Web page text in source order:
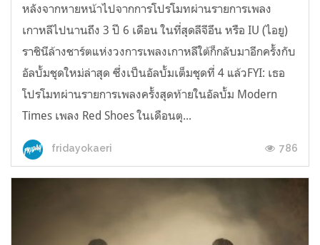
หลังจากหายหน้าไปจากการโปรโมทผ่านรายการเพลง
เกาหลีไปนานถึง 3 ปี 6 เดือน ในที่สุดลีจีอึน หรือ IU (ไอยู)
ราชินีล้างชาร์ตแห่งวงการเพลงเกาหลีใต้ก็กลับมาอีกครั้งกับ
อัลบั้มชุดใหม่ล่าสุด ซึ่งเป็นอัลบั้มเต็มชุดที่ 4 แล้วFYI: เธอ
โปรโมทผ่านรายการเพลงครั้งสุดท้ายในอัลบั้ม Modern
Times เพลง Red Shoes ในเดือนตุ...
fridayokaeri 786